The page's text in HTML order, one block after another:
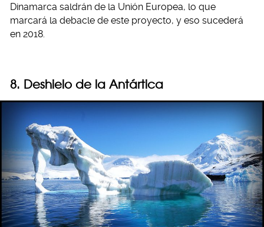
Dinamarca saldrán de la Unión Europea, lo que
marcará la debacle de este proyecto, y eso sucederá
en 2018.
8. Deshielo de la Antártica